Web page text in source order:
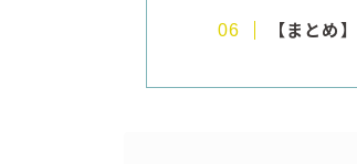
【まとめ】